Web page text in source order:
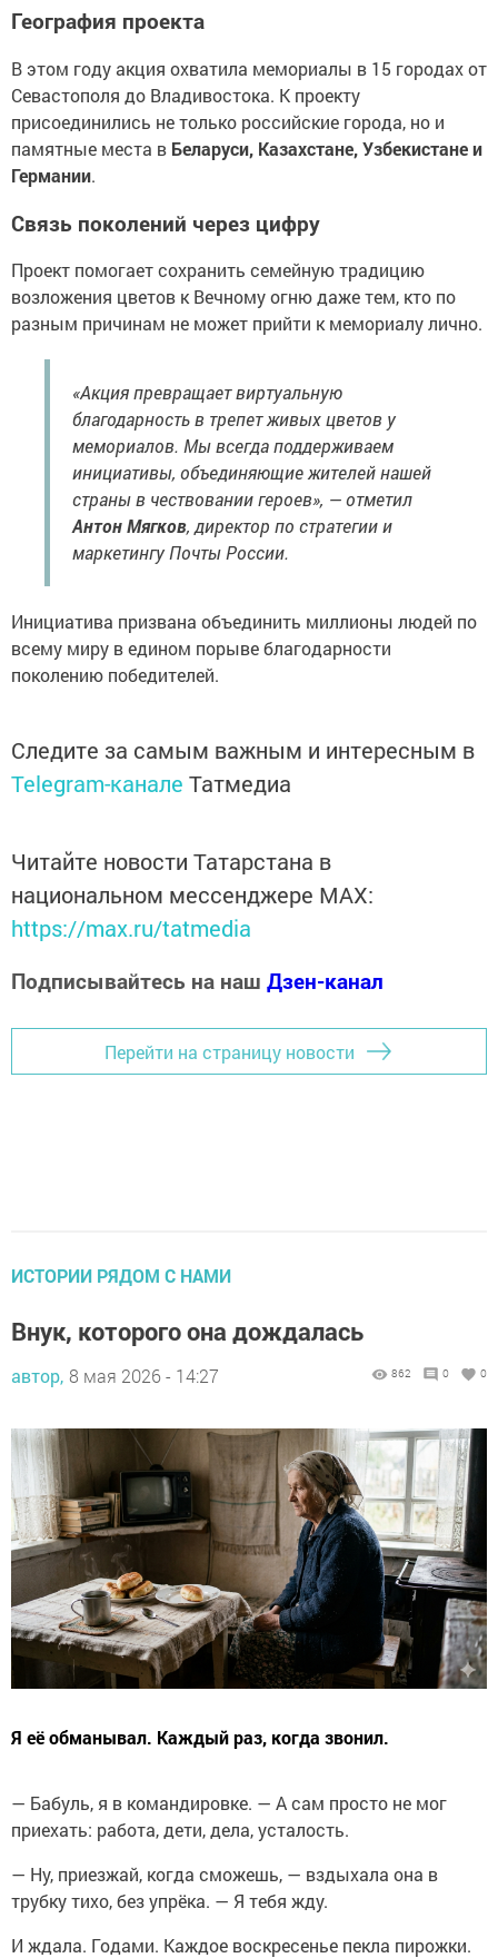
География проекта
В этом году акция охватила мемориалы в 15 городах от
Севастополя до Владивостока. К проекту
присоединились не только российские города, но и
памятные места в Беларуси, Казахстане, Узбекистане и
Германии.
Связь поколений через цифру
Проект помогает сохранить семейную традицию
возложения цветов к Вечному огню даже тем, кто по
разным причинам не может прийти к мемориалу лично.
«Акция превращает виртуальную
благодарность в трепет живых цветов у
мемориалов. Мы всегда поддерживаем
инициативы, объединяющие жителей нашей
страны в чествовании героев», — отметил
Антон Мягков, директор по стратегии и
маркетингу Почты России.
Инициатива призвана объединить миллионы людей по
всему миру в едином порыве благодарности
поколению победителей.
Следите за самым важным и интересным в
Telegram-канале Татмедиа
Читайте новости Татарстана в
национальном мессенджере MАХ:
https://max.ru/tatmedia
Подписывайтесь на наш Дзен-канал
Перейти на страницу новости
ИСТОРИИ РЯДОМ С НАМИ
Внук, которого она дождалась
автор, 8 мая 2026 - 14:27 862 0 0
Я её обманывал. Каждый раз, когда звонил.
— Бабуль, я в командировке. — А сам просто не мог
приехать: работа, дети, дела, усталость.
— Ну, приезжай, когда сможешь, — вздыхала она в
трубку тихо, без упрёка. — Я тебя жду.
И ждала. Годами. Каждое воскресенье пекла пирожки.